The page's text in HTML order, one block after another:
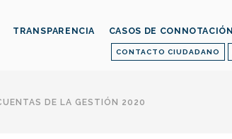
CONTACTO CIUDADANO
TRANSPARENCIA CASOS DE CONNOTACIÓN
DE LA GESTIÓN 2020